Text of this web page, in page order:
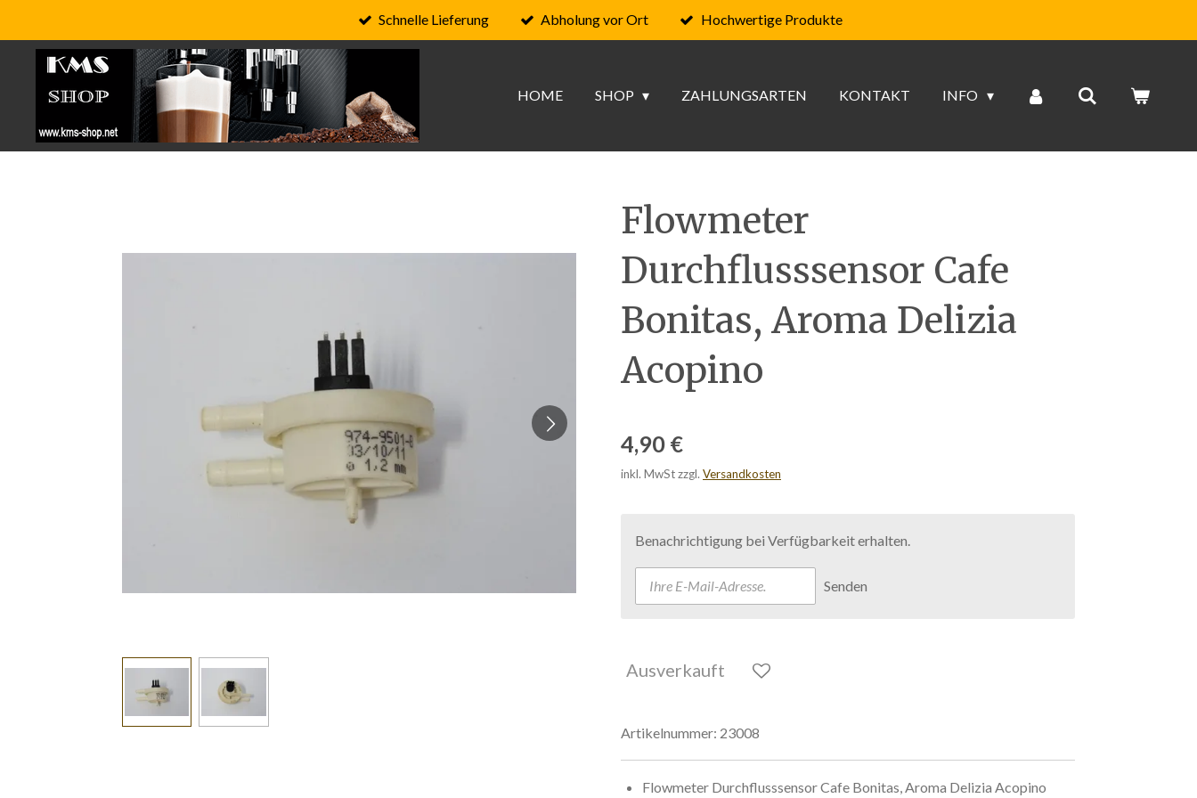
Hauptinhalt
springen
Schnelle Lieferung Abholung vor Ort Hochwertige Produkte
HOME SHOP ZAHLUNGSARTEN KONTAKT INFO
Flowmeter
Durchflusssensor Cafe
Bonitas, Aroma Delizia
Acopino
4,90 €
inkl. MwSt zzgl. Versandkosten
Benachrichtigung bei Verfügbarkeit erhalten.
Senden
Ausverkauft
Artikelnummer: 23008
Flowmeter Durchflusssensor Cafe Bonitas, Aroma Delizia Acopino